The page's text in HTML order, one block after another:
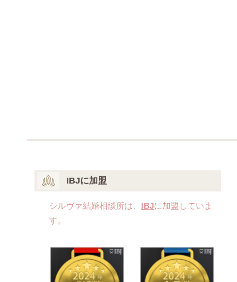
IBJに加盟
シルヴァ結婚相談所は、 IBJに加盟していま
す。